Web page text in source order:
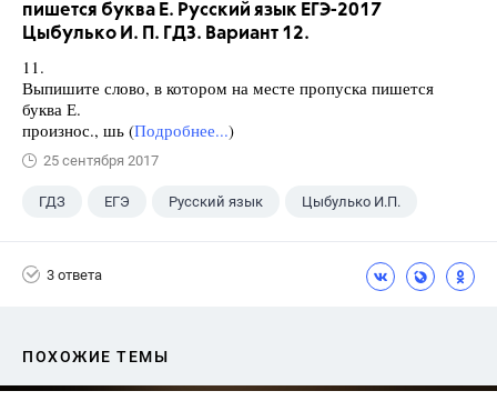
пишется буква Е. Русский язык ЕГЭ-2017
Цыбулько И. П. ГДЗ. Вариант 12.
11.
Выпишите слово, в котором на месте пропуска пишется
буква Е.
произнос., шь (Подробнее...)
25 сентября 2017
ГДЗ ЕГЭ Русский язык Цыбулько И.П.
3 ответа
ПОХОЖИЕ ТЕМЫ